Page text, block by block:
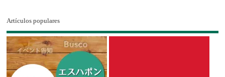
Artículos populares